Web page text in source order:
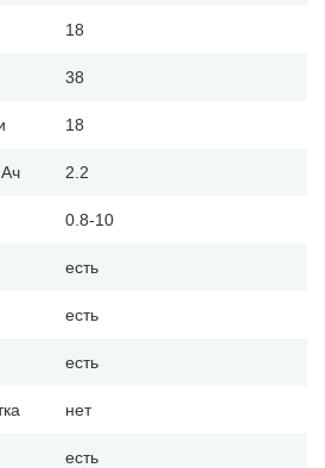
18
38
18
2.2
0.8-10
есть
есть
есть
нет
есть